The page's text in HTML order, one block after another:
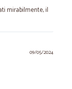
mirabilmente, il
09/05/2024